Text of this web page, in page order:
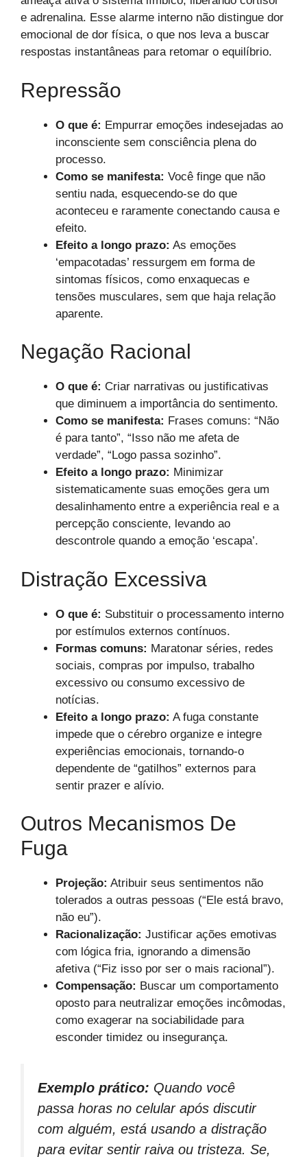
e adrenalina. Esse alarme interno não distingue dor
emocional de dor física, o que nos leva a buscar
respostas instantâneas para retomar o equilíbrio.
Repressão
O que é: Empurrar emoções indesejadas ao
inconsciente sem consciência plena do
processo.
Como se manifesta: Você finge que não
sentiu nada, esquecendo-se do que
aconteceu e raramente conectando causa e
efeito.
Efeito a longo prazo: As emoções
‘empacotadas’ ressurgem em forma de
sintomas físicos, como enxaquecas e
tensões musculares, sem que haja relação
aparente.
Negação Racional
O que é: Criar narrativas ou justificativas
que diminuem a importância do sentimento.
Como se manifesta: Frases comuns: “Não
é para tanto”, “Isso não me afeta de
verdade”, “Logo passa sozinho”.
Efeito a longo prazo: Minimizar
sistematicamente suas emoções gera um
desalinhamento entre a experiência real e a
percepção consciente, levando ao
descontrole quando a emoção ‘escapa’.
Distração Excessiva
O que é: Substituir o processamento interno
por estímulos externos contínuos.
Formas comuns: Maratonar séries, redes
sociais, compras por impulso, trabalho
excessivo ou consumo excessivo de
notícias.
Efeito a longo prazo: A fuga constante
impede que o cérebro organize e integre
experiências emocionais, tornando-o
dependente de “gatilhos” externos para
sentir prazer e alívio.
Outros Mecanismos De
Fuga
Projeção: Atribuir seus sentimentos não
tolerados a outras pessoas (“Ele está bravo,
não eu”).
Racionalização: Justificar ações emotivas
com lógica fria, ignorando a dimensão
afetiva (“Fiz isso por ser o mais racional”).
Compensação: Buscar um comportamento
oposto para neutralizar emoções incômodas,
como exagerar na sociabilidade para
esconder timidez ou insegurança.
Exemplo prático: Quando você
passa horas no celular após discutir
com alguém, está usando a distração
para evitar sentir raiva ou tristeza. Se,